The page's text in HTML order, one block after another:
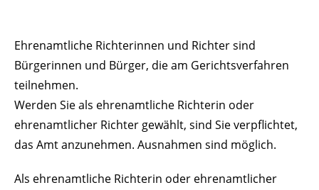
Ehrenamtliche Richterinnen und Richter sind
Bürgerinnen und Bürger, die am Gerichtsverfahren
teilnehmen.
Werden Sie als ehrenamtliche Richterin oder
ehrenamtlicher Richter gewählt, sind Sie verpflichtet,
das Amt anzunehmen. Ausnahmen sind möglich.
Als ehrenamtliche Richterin oder ehrenamtlicher